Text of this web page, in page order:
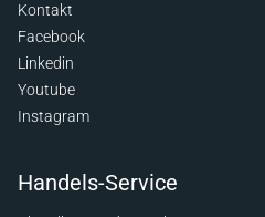
Kontakt
Facebook
Linkedin
Youtube
Instagram
Handels-Service